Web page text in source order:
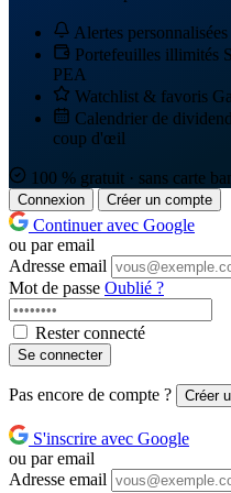
Alertes personnalisées
Portefeuilles illimités
PEA
Watchlist & favoris
Calendrier de
coup d'œil
100 % gratuit · sans carte
Connexion Créer un compte
Continuer avec Google
ou par email
Adresse email
Mot de passe Oublié ?
Rester connecté
Se connecter
Pas encore de compte ? Créer
S'inscrire avec Google
ou par email
Adresse email